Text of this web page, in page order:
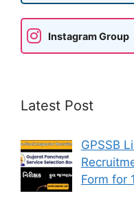
Instagram Group
Latest Post
GPSSB
Form for